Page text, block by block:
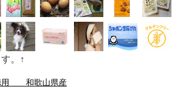
。↑
用 和歌山県産